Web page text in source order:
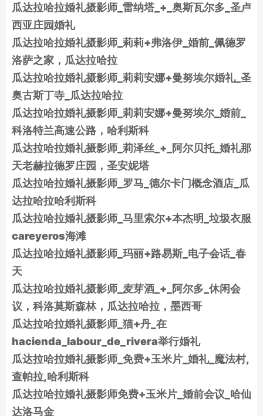
瓜达拉哈拉婚礼摄影师_雷纳塔_+_奥斯瓦尔多_圣卢
西亚庄园婚礼
瓜达拉哈拉婚礼摄影师_莉莉+弗洛伊_婚前_佩德罗
洛萨之家，瓜达拉哈拉
瓜达拉哈拉婚礼摄影师_莉莉安娜+曼努埃尔婚礼_圣
奥古斯丁寺_瓜达拉哈拉
瓜达拉哈拉婚礼摄影师_莉莉安娜+曼努埃尔_婚前_
科洛特兰高速公路，哈利斯科
瓜达拉哈拉婚礼摄影师_莉泽丝_+_阿尔贝托_婚礼那
天老赫拉德罗庄园，圣安妮塔
瓜达拉哈拉婚礼摄影师_罗马_德尔卡门概念酒店_瓜
达拉哈拉哈利斯科
瓜达拉哈拉婚礼摄影师_马里索尔+本杰明_垃圾衣服
careyeros海滩
瓜达拉哈拉婚礼摄影师_玛丽+路易斯_电子会话_春
天
瓜达拉哈拉婚礼摄影师_麦芽酒_+_阿尔多_休闲会
议，科洛莫斯森林，瓜达拉哈拉，墨西哥
瓜达拉哈拉婚礼摄影师_猫+丹_在
hacienda_labour_de_rivera举行婚礼
瓜达拉哈拉婚礼摄影师_免费+玉米片_婚礼_魔法村,
查帕拉,哈利斯科
瓜达拉哈拉婚礼摄影师免费+玉米片_婚前会议_哈仙
达洛马金